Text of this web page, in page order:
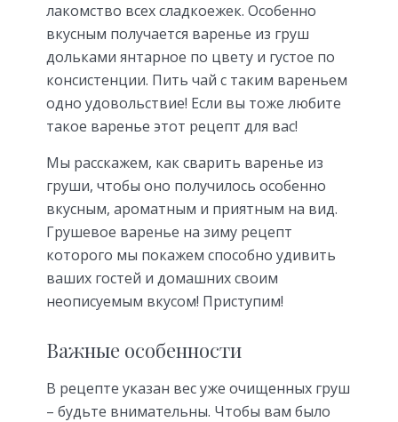
лакомство всех сладкоежек. Особенно
вкусным получается варенье из груш
дольками янтарное по цвету и густое по
консистенции. Пить чай с таким вареньем
одно удовольствие! Если вы тоже любите
такое варенье этот рецепт для вас!
Мы расскажем, как сварить варенье из
груши, чтобы оно получилось особенно
вкусным, ароматным и приятным на вид.
Грушевое варенье на зиму рецепт
которого мы покажем способно удивить
ваших гостей и домашних своим
неописуемым вкусом! Приступим!
Важные особенности
В рецепте указан вес уже очищенных груш
– будьте внимательны. Чтобы вам было